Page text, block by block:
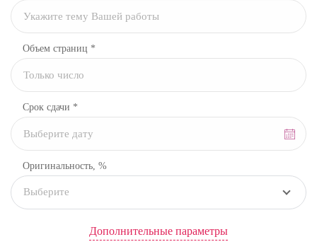
Объем страниц *
Срок сдачи *
Оригинальность, %
Выберите
Дополнительные параметры